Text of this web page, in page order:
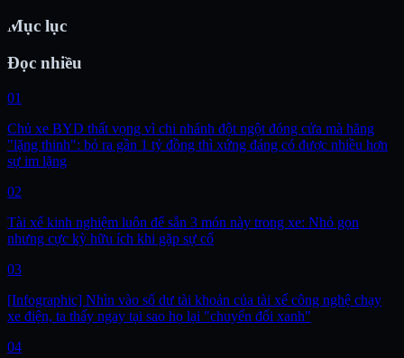
Mục lục
Đọc nhiều
01
Chủ xe BYD thất vọng vì chi nhánh đột ngột đóng cửa mà hãng
"lặng thinh": bỏ ra gần 1 tỷ đồng thì xứng đáng có được nhiều hơn
sự im lặng
02
Tài xế kinh nghiệm luôn để sẵn 3 món này trong xe: Nhỏ gọn
nhưng cực kỳ hữu ích khi gặp sự cố
03
[Infographic] Nhìn vào số dư tài khoản của tài xế công nghệ chạy
xe điện, ta thấy ngay tại sao họ lại "chuyển đổi xanh"
04